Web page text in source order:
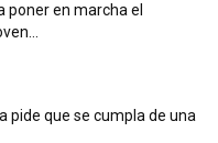
poner en marcha el
pide que se cumpla de una